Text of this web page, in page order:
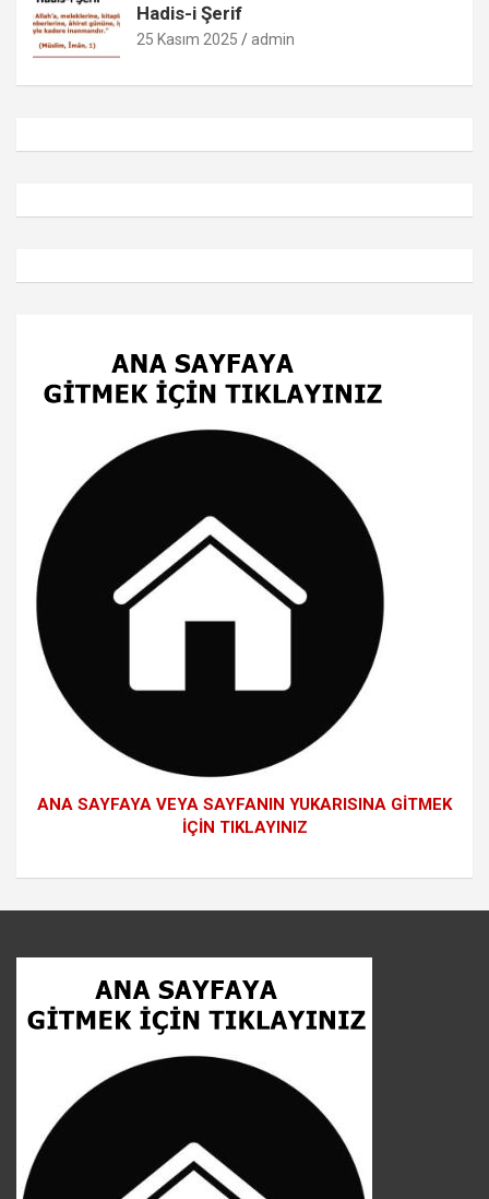
Hadis-i Şerif
25 Kasım 2025 admin
ANA SAYFAYA VEYA SAYFANIN YUKARISINA GİTMEK
İÇİN TIKLAYINIZ